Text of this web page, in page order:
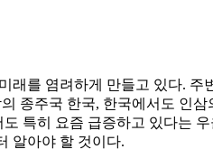
를 염려하게 만들고 있다.
종주국 한국, 한국에서도 인
특히 요즘 급증하고 있다는
알아야 할 것이다.